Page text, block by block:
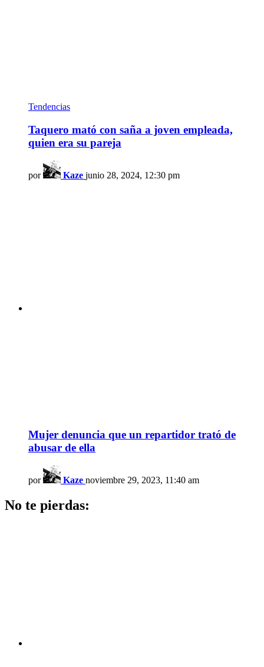
Tendencias
Taquero mató con saña a joven empleada,
quien era su pareja
por Kaze junio 28, 2024, 12:30 pm
Mujer denuncia que un repartidor trató de
abusar de ella
por Kaze noviembre 29, 2023, 11:40 am
No te pierdas: